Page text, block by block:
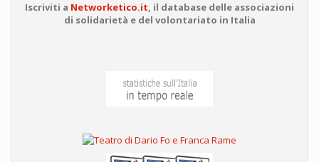
Iscriviti a Networketico.it, il database delle associazioni
di solidarietà e del volontariato in Italia